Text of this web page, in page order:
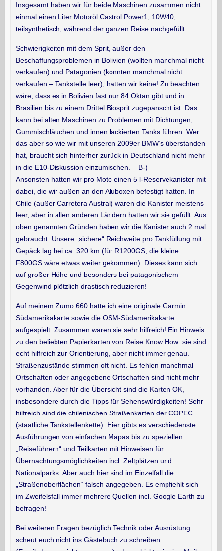
Insgesamt haben wir für beide Maschinen zusammen nicht
einmal einen Liter Motoröl Castrol Power1, 10W40,
teilsynthetisch, während der ganzen Reise nachgefüllt.
Schwierigkeiten mit dem Sprit, außer den
Beschaffungsproblemen in Bolivien (wollten manchmal nicht
verkaufen) und Patagonien (konnten manchmal nicht
verkaufen – Tankstelle leer), hatten wir keine! Zu beachten
wäre, dass es in Bolivien fast nur 84 Oktan gibt und in
Brasilien bis zu einem Drittel Biosprit zugepanscht ist. Das
kann bei alten Maschinen zu Problemen mit Dichtungen,
Gummischläuchen und innen lackierten Tanks führen. Wer
das aber so wie wir mit unseren 2009er BMW’s überstanden
hat, braucht sich hinterher zurück in Deutschland nicht mehr
in die E10-Diskussion einzumischen. B-)
Ansonsten hatten wir pro Moto einen 5 l-Reservekanister mit
dabei, die wir außen an den Aluboxen befestigt hatten. In
Chile (außer Carretera Austral) waren die Kanister meistens
leer, aber in allen anderen Ländern hatten wir sie gefüllt. Aus
oben genannten Gründen haben wir die Kanister auch 2 mal
gebraucht. Unsere „sichere“ Reichweite pro Tankfüllung mit
Gepäck lag bei ca. 320 km (für R1200GS; die kleine
F800GS wäre etwas weiter gekommen). Dieses kann sich
auf großer Höhe und besonders bei patagonischem
Gegenwind plötzlich drastisch reduzieren!
Auf meinem Zumo 660 hatte ich eine originale Garmin
Südamerikakarte sowie die OSM-Südamerikakarte
aufgespielt. Zusammen waren sie sehr hilfreich! Ein Hinweis
zu den beliebten Papierkarten von Reise Know How: sie sind
echt hilfreich zur Orientierung, aber nicht immer genau.
Straßenzustände stimmen oft nicht. Es fehlen manchmal
Ortschaften oder angegebene Ortschaften sind nicht mehr
vorhanden. Aber für die Übersicht sind die Karten OK,
insbesondere durch die Tipps für Sehenswürdigkeiten! Sehr
hilfreich sind die chilenischen Straßenkarten der COPEC
(staatliche Tankstellenkette). Hier gibts es verschiedenste
Ausführungen von einfachen Mapas bis zu speziellen
„Reiseführern“ und Teilkarten mit Hinweisen für
Übernachtungsmöglichkeiten incl. Zeltplätzen und
Nationalparks. Aber auch hier sind im Einzelfall die
„Straßenoberflächen“ falsch angegeben. Es empfiehlt sich
im Zweifelsfall immer mehrere Quellen incl. Google Earth zu
befragen!
Bei weiteren Fragen bezüglich Technik oder Ausrüstung
scheut euch nicht ins Gästebuch zu schreiben